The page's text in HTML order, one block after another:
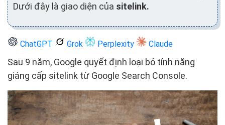
Dưới đây là giao diện của sitelink.
ChatGPT Grok Perplexity Claude
Sau 9 năm, Google quyết định loại bỏ tính năng
giáng cấp sitelink từ Google Search Console.